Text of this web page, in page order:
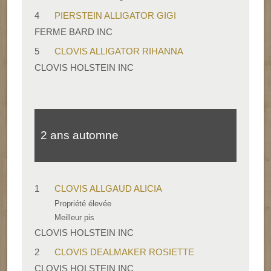
4
PIERSTEIN ALLIGATOR GIGI
FERME BARD INC
5
CLOVIS ALLIGATOR RIHANNA
CLOVIS HOLSTEIN INC
2 ans automne
1 CLOVIS ALLGAUD ALICIA
Propriété élevée
Meilleur pis
CLOVIS HOLSTEIN INC
2
CLOVIS DEALMAKER ROSIETTE
CLOVIS HOLSTEIN INC